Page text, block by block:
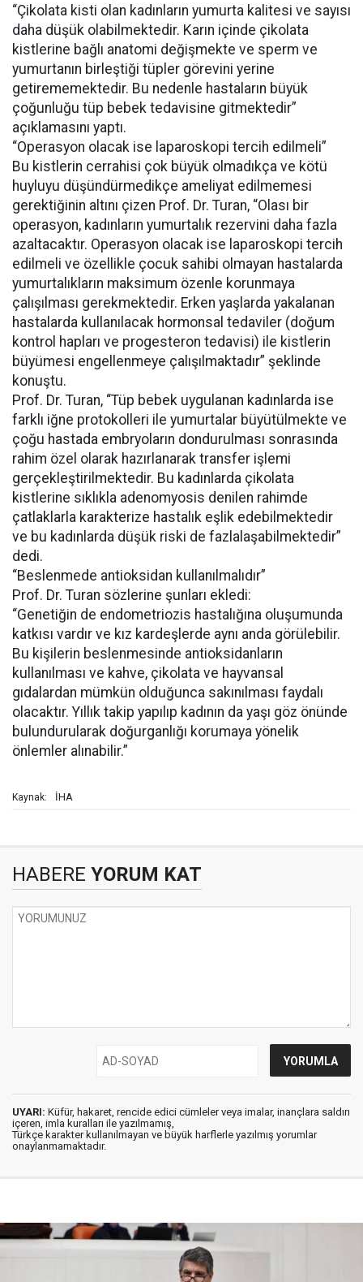
“Çikolata kisti olan kadınların yumurta kalitesi ve sayısı
daha düşük olabilmektedir. Karın içinde çikolata
kistlerine bağlı anatomi değişmekte ve sperm ve
yumurtanın birleştiği tüpler görevini yerine
getirememektedir. Bu nedenle hastaların büyük
çoğunluğu tüp bebek tedavisine gitmektedir”
açıklamasını yaptı.
“Operasyon olacak ise laparoskopi tercih edilmeli”
Bu kistlerin cerrahisi çok büyük olmadıkça ve kötü
huyluyu düşündürmedikçe ameliyat edilmemesi
gerektiğinin altını çizen Prof. Dr. Turan, “Olası bir
operasyon, kadınların yumurtalık rezervini daha fazla
azaltacaktır. Operasyon olacak ise laparoskopi tercih
edilmeli ve özellikle çocuk sahibi olmayan hastalarda
yumurtalıkların maksimum özenle korunmaya
çalışılması gerekmektedir. Erken yaşlarda yakalanan
hastalarda kullanılacak hormonsal tedaviler (doğum
kontrol hapları ve progesteron tedavisi) ile kistlerin
büyümesi engellenmeye çalışılmaktadır” şeklinde
konuştu.
Prof. Dr. Turan, “Tüp bebek uygulanan kadınlarda ise
farklı iğne protokolleri ile yumurtalar büyütülmekte ve
çoğu hastada embryoların dondurulması sonrasında
rahim özel olarak hazırlanarak transfer işlemi
gerçekleştirilmektedir. Bu kadınlarda çikolata
kistlerine sıklıkla adenomyosis denilen rahimde
çatlaklarla karakterize hastalık eşlik edebilmektedir
ve bu kadınlarda düşük riski de fazlalaşabilmektedir”
dedi.
“Beslenmede antioksidan kullanılmalıdır”
Prof. Dr. Turan sözlerine şunları ekledi:
“Genetiğin de endometriozis hastalığına oluşumunda
katkısı vardır ve kız kardeşlerde aynı anda görülebilir.
Bu kişilerin beslenmesinde antioksidanların
kullanılması ve kahve, çikolata ve hayvansal
gıdalardan mümkün olduğunca sakınılması faydalı
olacaktır. Yıllık takip yapılıp kadının da yaşı göz önünde
bulundurularak doğurganlığı korumaya yönelik
önlemler alınabilir.”
Kaynak: İHA
HABERE YORUM KAT
UYARI: Küfür, hakaret, rencide edici cümleler veya imalar, inançlara saldırı
içeren, imla kuralları ile yazılmamış,
Türkçe karakter kullanılmayan ve büyük harflerle yazılmış yorumlar
onaylanmamaktadır.